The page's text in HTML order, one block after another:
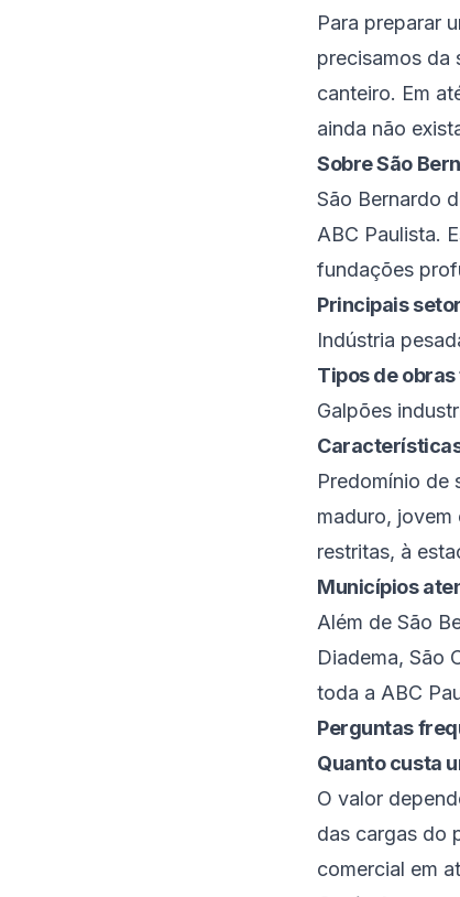
Para preparar
precisamos da
canteiro. Em
ainda não
SobreSão
São Bernardo
ABC Paulista.
fundações
Principais
Indústria
Tipos de
Galpões
Predomínio de
maduro,
restritas, à
Municípios
Além de São
Diadema, São
toda a ABC
Perguntas
Quanto custa
O valor
das cargas do
comercial em